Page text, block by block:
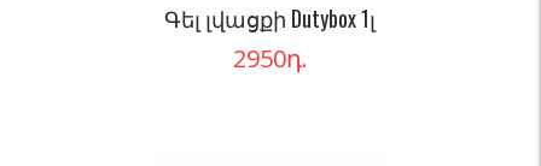
Գել լվացքի Dutybox 1լ
2950դ.